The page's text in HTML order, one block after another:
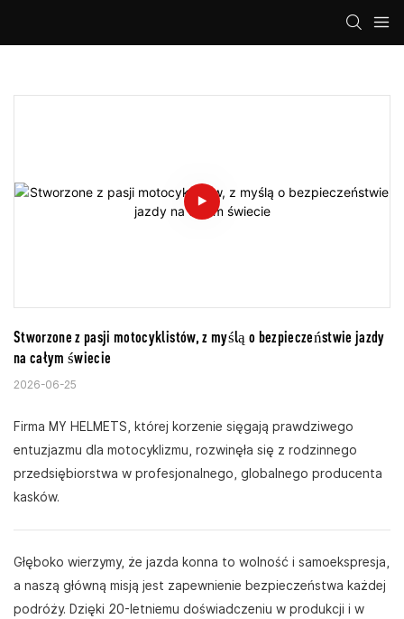
Stworzone z pasji motocyklistów, z myślą o bezpieczeństwie jazdy
na całym świecie
2026-06-25
Firma MY HELMETS, której korzenie sięgają prawdziwego
entuzjazmu dla motocyklizmu, rozwinęła się z rodzinnego
przedsiębiorstwa w profesjonalnego, globalnego producenta
kasków.
Głęboko wierzymy, że jazda konna to wolność i samoekspresja,
a naszą główną misją jest zapewnienie bezpieczeństwa każdej
podróży. Dzięki 20-letniemu doświadczeniu w produkcji i w